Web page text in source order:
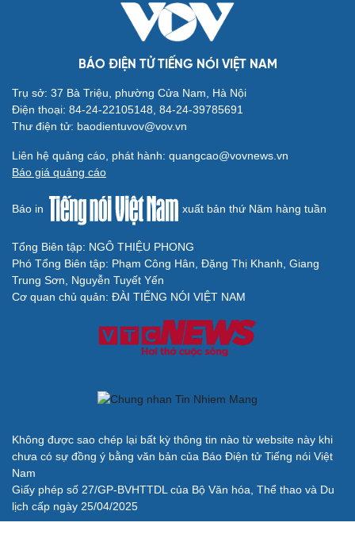
BÁO ĐIỆN TỬ TIẾNG NÓI VIỆT NAM
Trụ sở: 37 Bà Triệu, phường Cửa Nam, Hà Nội
Điện thoại: 84-24-22105148, 84-24-39785691
Thư điện tử: baodientuvov@vov.vn
Liên hệ quảng cáo, phát hành: quangcao@vovnews.vn
Báo giá quảng cáo
Báo in xuất bản thứ Năm hàng tuần
Tổng Biên tập: NGÔ THIỆU PHONG
Phó Tổng Biên tập: Phạm Công Hân, Đặng Thị Khanh, Giang
Trung Sơn, Nguyễn Tuyết Yến
Cơ quan chủ quản: ĐÀI TIẾNG NÓI VIỆT NAM
Không được sao chép lại bất kỳ thông tin nào từ website này khi
chưa có sự đồng ý bằng văn bản của Báo Điện tử Tiếng nói Việt
Nam
Giấy phép số 27/GP-BVHTTDL của Bộ Văn hóa, Thể thao và Du
lịch cấp ngày 25/04/2025